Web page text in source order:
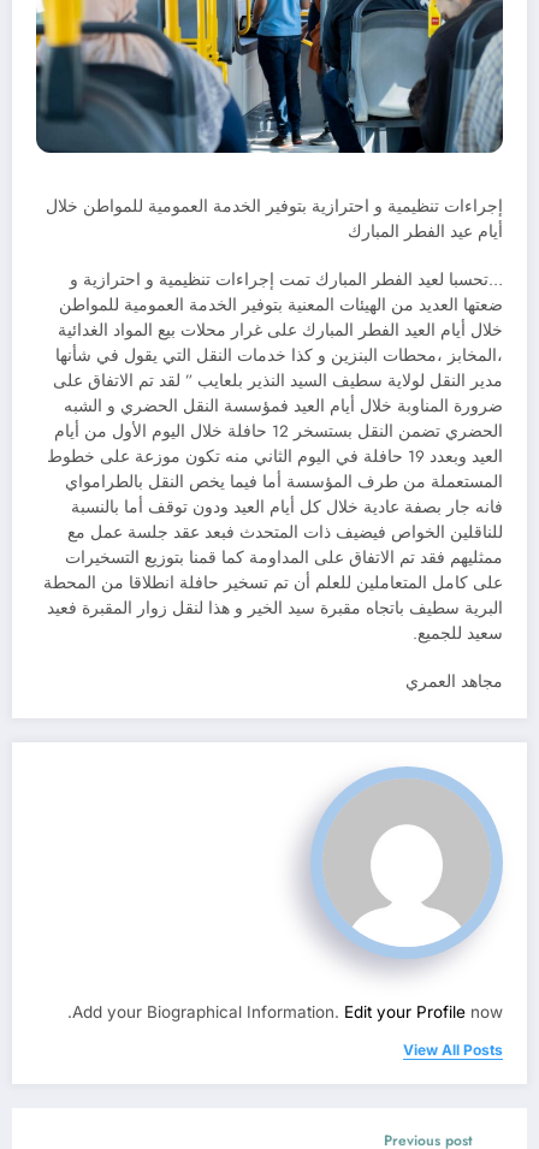
إجراءات تنظيمية و احترازية بتوفير الخدمة العمومية للمواطن خلال
أيام عيد الفطر المبارك
…تحسبا لعيد الفطر المبارك تمت إجراءات تنظيمية و احترازية و
ضعتها العديد من الهيئات المعنية بتوفير الخدمة العمومية للمواطن
خلال أيام العيد الفطر المبارك على غرار محلات بيع المواد الغدائية
،المخابز ،محطات البنزين و كذا خدمات النقل التي يقول في شأنها
مدير النقل لولاية سطيف السيد النذير بلعايب ” لقد تم الاتفاق على
ضرورة المناوبة خلال أيام العيد فمؤسسة النقل الحضري و الشبه
الحضري تضمن النقل بستسخر 12 حافلة خلال اليوم الأول من أيام
العيد وبعدد 19 حافلة في اليوم الثاني منه تكون موزعة على خطوط
المستعملة من طرف المؤسسة أما فيما يخص النقل بالطرامواي
فانه جار بصفة عادية خلال كل أيام العيد ودون توقف أما بالنسبة
للناقلين الخواص فيضيف ذات المتحدث فبعد عقد جلسة عمل مع
ممثليهم فقد تم الاتفاق على المداومة كما قمنا بتوزيع التسخيرات
على كامل المتعاملين للعلم أن تم تسخير حافلة انطلاقا من المحطة
البرية سطيف باتجاه مقبرة سيد الخير و هذا لنقل زوار المقبرة فعيد
سعيد للجميع.
مجاهد العمري
Add your Biographical Information. Edit your Profile now.
View All Posts
Previous post